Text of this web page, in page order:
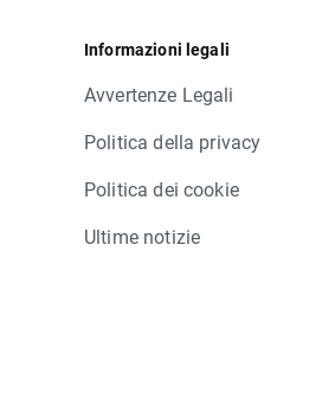
Informazioni legali
Avvertenze Legali
Politica della privacy
Politica dei cookie
Ultime notizie